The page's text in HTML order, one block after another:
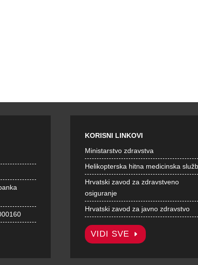
KORISNI LINKOVI
Ministarstvo zdravstva
Helikopterska hitna medicinska
Hrvatski zavod za zdravstveno
osiguranje
Hrvatski zavod za javno zdravstvo
VIDI SVE